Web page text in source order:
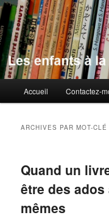
Aller
au
contenu
principal
Aller
au
contenu
secondaireLes enfants
principal
Accueil Contactez-
ARCHIVES PAR MOT-CLÉ
Quand un
être des
mêmes